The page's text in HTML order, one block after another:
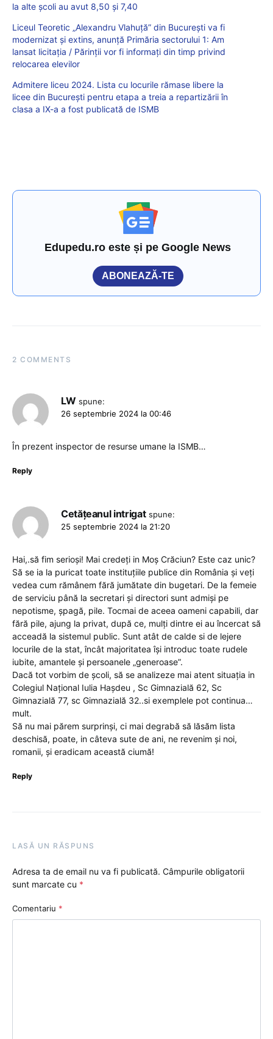
la alte școli au avut 8,50 și 7,40
Liceul Teoretic „Alexandru Vlahuţă” din București va fi
modernizat și extins, anunță Primăria sectorului 1: Am
lansat licitația / Părinţii vor fi informaţi din timp privind
relocarea elevilor
Admitere liceu 2024. Lista cu locurile rămase libere la
licee din București pentru etapa a treia a repartizării în
clasa a IX-a a fost publicată de ISMB
Edupedu.ro este și pe Google News
ABONEAZĂ-TE
2 COMMENTS
LW spune:
26 septembrie 2024 la 00:46
În prezent inspector de resurse umane la ISMB…
Reply
Cetățeanul intrigat spune:
25 septembrie 2024 la 21:20
Hai,.să fim serioși! Mai credeți in Moș Crăciun? Este caz unic?
Să se ia la puricat toate instituțiile publice din România și veți
vedea cum rămânem fără jumătate din bugetari. De la femeie
de serviciu până la secretari și directori sunt admiși pe
nepotisme, șpagă, pile. Tocmai de aceea oameni capabili, dar
fără pile, ajung la privat, după ce, mulți dintre ei au încercat să
acceadă la sistemul public. Sunt atât de calde si de lejere
locurile de la stat, încât majoritatea își introduc toate rudele
iubite, amantele și persoanele „generoase”.
Dacă tot vorbim de școli, să se analizeze mai atent situația in
Colegiul Național Iulia Hașdeu , Sc Gimnazială 62, Sc
Gimnazială 77, sc Gimnazială 32..si exemplele pot continua…
mult.
Să nu mai părem surprinși, ci mai degrabă să lăsăm lista
deschisă, poate, in câteva sute de ani, ne revenim și noi,
romanii, și eradicam această ciumă!
Reply
LASĂ UN RĂSPUNS
Adresa ta de email nu va fi publicată. Câmpurile obligatorii
sunt marcate cu *
Comentariu *